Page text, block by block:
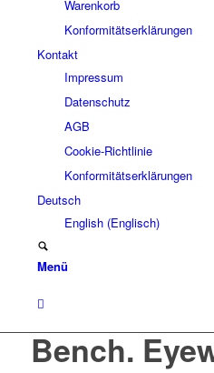
Warenkorb
Konformitätserklärungen
Kontakt
Impressum
Datenschutz
AGB
Cookie-Richtlinie
Konformitätserklärungen
Deutsch
English(Englisch)
Menü
Bench.